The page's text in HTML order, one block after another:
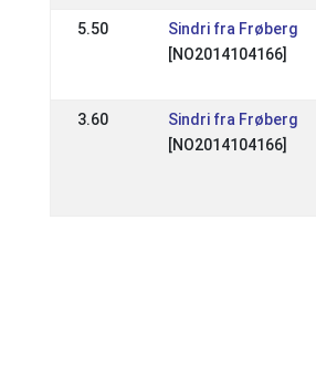
5.50
Sindri fra Frøberg
[NO2014104166]
3.60
Sindri fra Frøberg
[NO2014104166]